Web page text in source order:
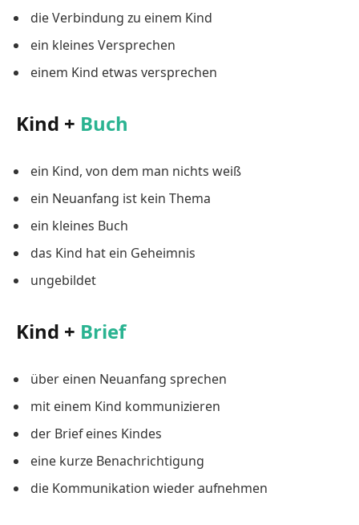
die Verbindung zu einem Kind
ein kleines Versprechen
einem Kind etwas versprechen
Kind + Buch
ein Kind, von dem man nichts weiß
ein Neuanfang ist kein Thema
ein kleines Buch
das Kind hat ein Geheimnis
ungebildet
Kind + Brief
über einen Neuanfang sprechen
mit einem Kind kommunizieren
der Brief eines Kindes
eine kurze Benachrichtigung
die Kommunikation wieder aufnehmen